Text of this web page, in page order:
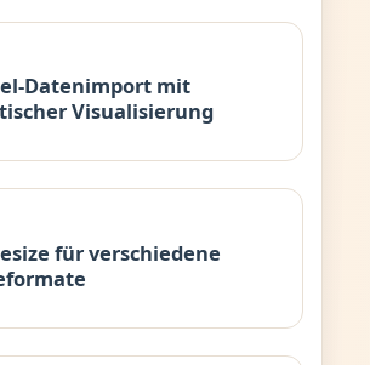
Datenimport mit
Visualisierung
für verschiedene